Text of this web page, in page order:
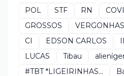
POL
STF RN
GROSSOS
CI
EDSON CARLOS
LUCAS
Tibau
#TBT *LIGEIRINHAS...